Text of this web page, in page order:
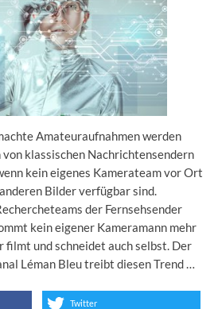
Amateuraufnahmen werden
klassischen Nachrichtensendern
kein eigenes Kamerateam vor Ort
Bilder verfügbar sind.
der Fernsehsender
kein eigener Kameramann mehr
filmt und schneidet auch selbst. Der
Léman Bleu treibt diesen Trend …
Twitter